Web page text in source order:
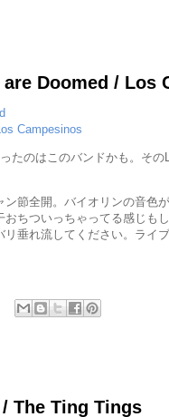
Doomed / Los
Campesinos
たのはこのバンドかも。そ
節全開。バイオリンの音色
おちついっちゃってる感じも
垂れ流してください。ライ
The Ting Tings